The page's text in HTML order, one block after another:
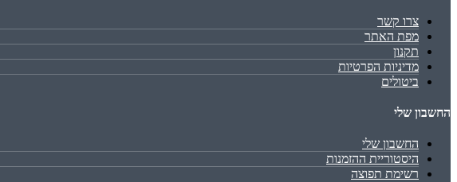
צרו קשר
מפת האתר
תקנון
מדיניות הפרטיות
ביטולים
החשבון שלי
החשבון שלי
היסטוריית ההזמנות
רשימת תפוצה